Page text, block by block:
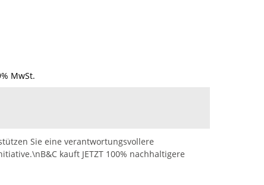
MwSt.
Sie eine verantwortungsvollere
kauft JETZT 100% nachhaltigere